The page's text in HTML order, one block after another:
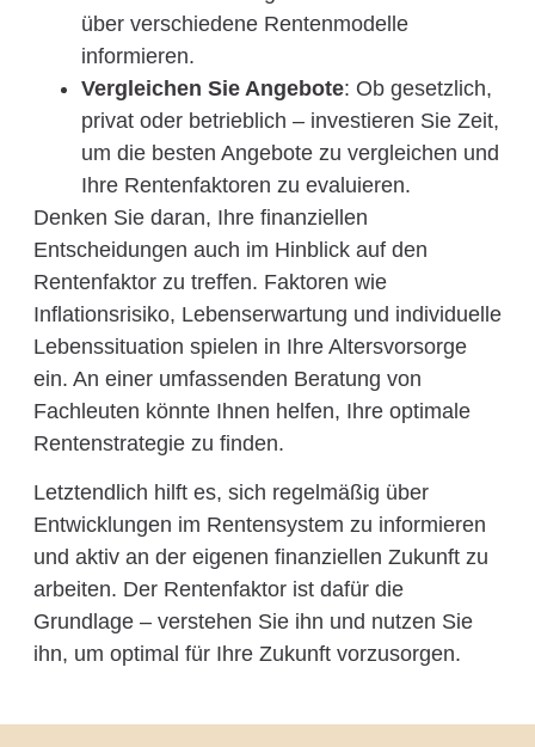
über verschiedene Rentenmodelle
informieren.
Vergleichen Sie Angebote: Ob gesetzlich,
privat oder betrieblich – investieren Sie Zeit,
um die besten Angebote zu vergleichen und
Ihre Rentenfaktoren zu evaluieren.
Denken Sie daran, Ihre finanziellen
Entscheidungen auch im Hinblick auf den
Rentenfaktor zu treffen. Faktoren wie
Inflationsrisiko, Lebenserwartung und individuelle
Lebenssituation spielen in Ihre Altersvorsorge
ein. An einer umfassenden Beratung von
Fachleuten könnte Ihnen helfen, Ihre optimale
Rentenstrategie zu finden.
Letztendlich hilft es, sich regelmäßig über
Entwicklungen im Rentensystem zu informieren
und aktiv an der eigenen finanziellen Zukunft zu
arbeiten. Der Rentenfaktor ist dafür die
Grundlage – verstehen Sie ihn und nutzen Sie
ihn, um optimal für Ihre Zukunft vorzusorgen.